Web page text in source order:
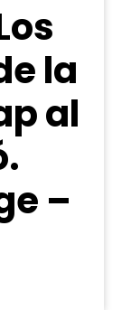
la
al
–